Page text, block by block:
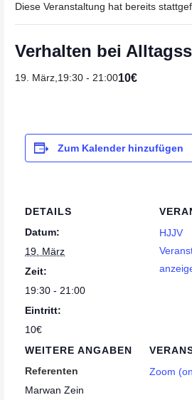
Diese Veranstaltung hat bereits
Verhalten bei
19. März,19:30- 21:0010€
Zum Kalender hinzufügen
DETAILS
Datum:
19. März
Zeit:
19:30 - 21:00
Eintritt:
10€
Zoom
HJJV
WEITERE ANGABEN
Referenten
Marwan Zein